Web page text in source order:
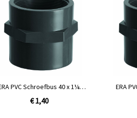
ERA PVC Schroefbus 50x1½
€ 2,00
ERA